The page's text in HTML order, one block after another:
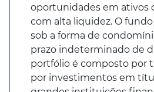
oportunidades em ativos
com alta liquidez. O
sob a forma de
prazo indeterminado de
portfólio é composto por
por investimentos em